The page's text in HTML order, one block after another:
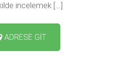
incelemek […]
ADRESE GİT